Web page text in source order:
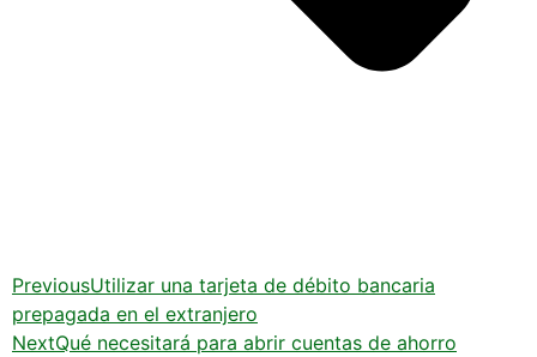
PreviousUtilizar una tarjeta de débito bancaria
prepagada en el extranjero
NextQué necesitará para abrir cuentas de ahorro